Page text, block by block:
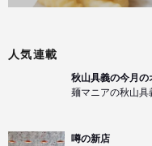
人気連載
秋山具義の今月の
麺マニアの秋山
噂の新店